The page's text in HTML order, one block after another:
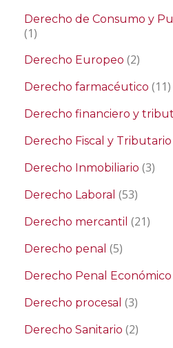
Derecho de Consumo y
(1)
Derecho Europeo (2)
Derecho farmacéutico (11)
Derecho financiero y
Derecho Fiscal y Tributario
Derecho Inmobiliario (3)
Derecho Laboral (53)
Derecho mercantil (21)
Derecho penal (5)
Derecho Penal Económico
Derecho procesal (3)
Derecho Sanitario (2)